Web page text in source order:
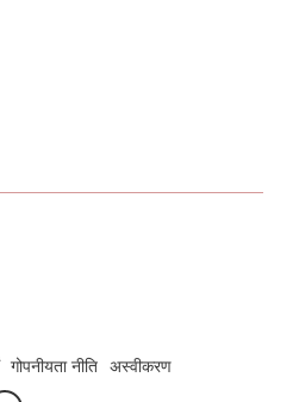
गोपनीयता नीति अस्वीकरण